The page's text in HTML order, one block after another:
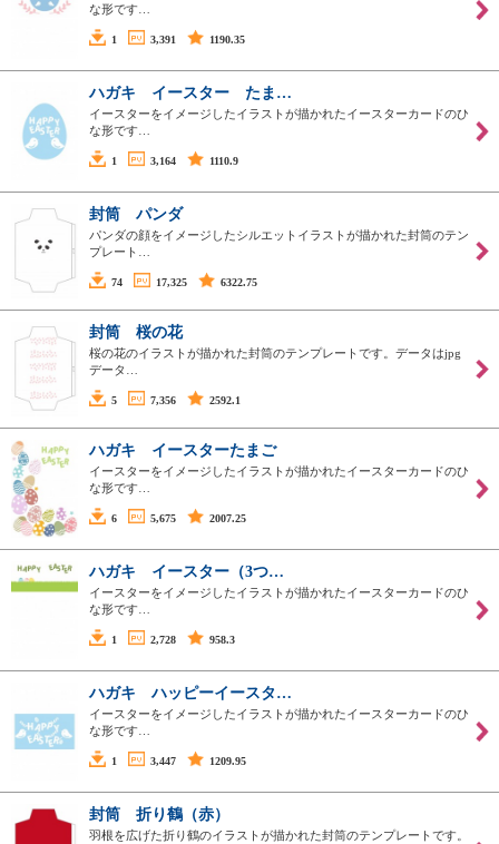
な形です…
1 3,391 1190.35
ハガキ イースター たま…
イースターをイメージしたイラストが描かれたイースターカードのひ
な形です…
1 3,164 1110.9
封筒 パンダ
パンダの顔をイメージしたシルエットイラストが描かれた封筒のテン
プレート…
74 17,325 6322.75
封筒 桜の花
桜の花のイラストが描かれた封筒のテンプレートです。データはjpg
データ…
5 7,356 2592.1
ハガキ イースターたまご
イースターをイメージしたイラストが描かれたイースターカードのひ
な形です…
6 5,675 2007.25
ハガキ イースター（3つ…
イースターをイメージしたイラストが描かれたイースターカードのひ
な形です…
1 2,728 958.3
ハガキ ハッピーイースタ…
イースターをイメージしたイラストが描かれたイースターカードのひ
な形です…
1 3,447 1209.95
封筒 折り鶴（赤）
羽根を広げた折り鶴のイラストが描かれた封筒のテンプレートです。